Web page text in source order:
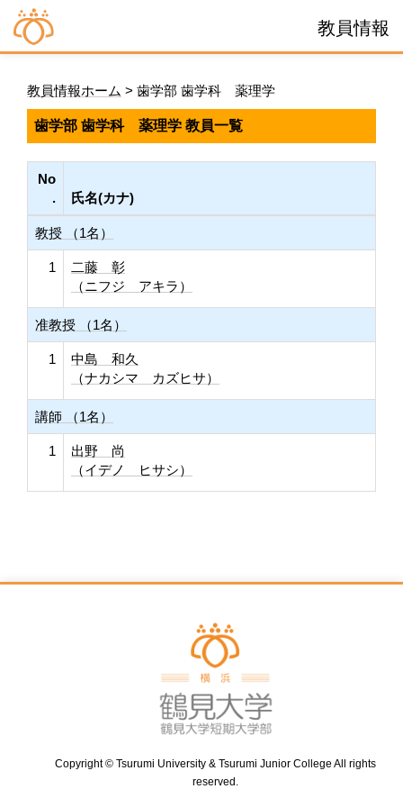
教員情報
教員情報ホーム > 歯学部 歯学科 薬理学
歯学部 歯学科 薬理学 教員一覧
No
.
氏名(カナ)
教授 （1名）
1
二藤 彰
（ニフジ アキラ）
准教授 （1名）
1
中島 和久
（ナカシマ カズヒサ）
講師 （1名）
1
出野 尚
（イデノ ヒサシ）
Copyright © Tsurumi University & Tsurumi Junior College All rights
reserved.